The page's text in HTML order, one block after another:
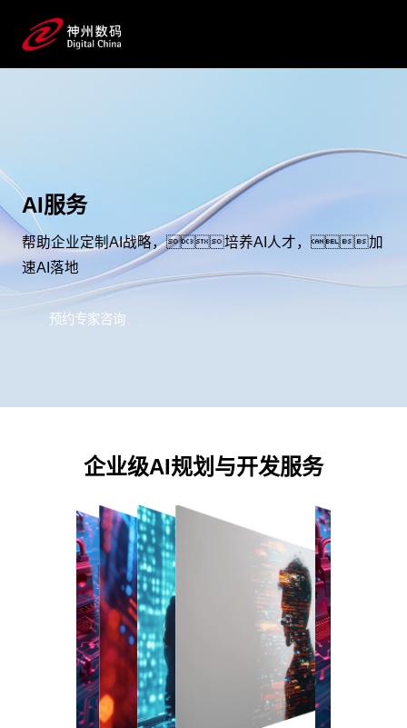
AI服务
帮助企业定制AI战略，培养AI人才，加
速AI落地
预约专家咨询
企业级AI规划与开发服务